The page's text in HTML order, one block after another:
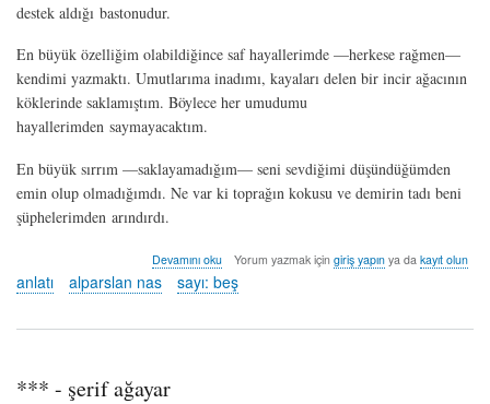
destek aldığı bastonudur.
En büyük özelliğim olabildiğince saf hayallerimde —herkese rağmen—
kendimi yazmaktı. Umutlarıma inadımı, kayaları delen bir incir ağacının
köklerinde saklamıştım. Böylece her umudumu
hayallerimden saymayacaktım.
En büyük sırrım —saklayamadığım— seni sevdiğimi düşündüğümden
emin olup olmadığımdı. Ne var ki toprağın kokusu ve demirin tadı beni
şüphelerimden arındırdı.
kuzey
-
nas
Devamını oku Yorum yazmak için giriş yapınya da kayıt olun
anlatı alparslan nas sayı: beş
*** - şerif ağayar